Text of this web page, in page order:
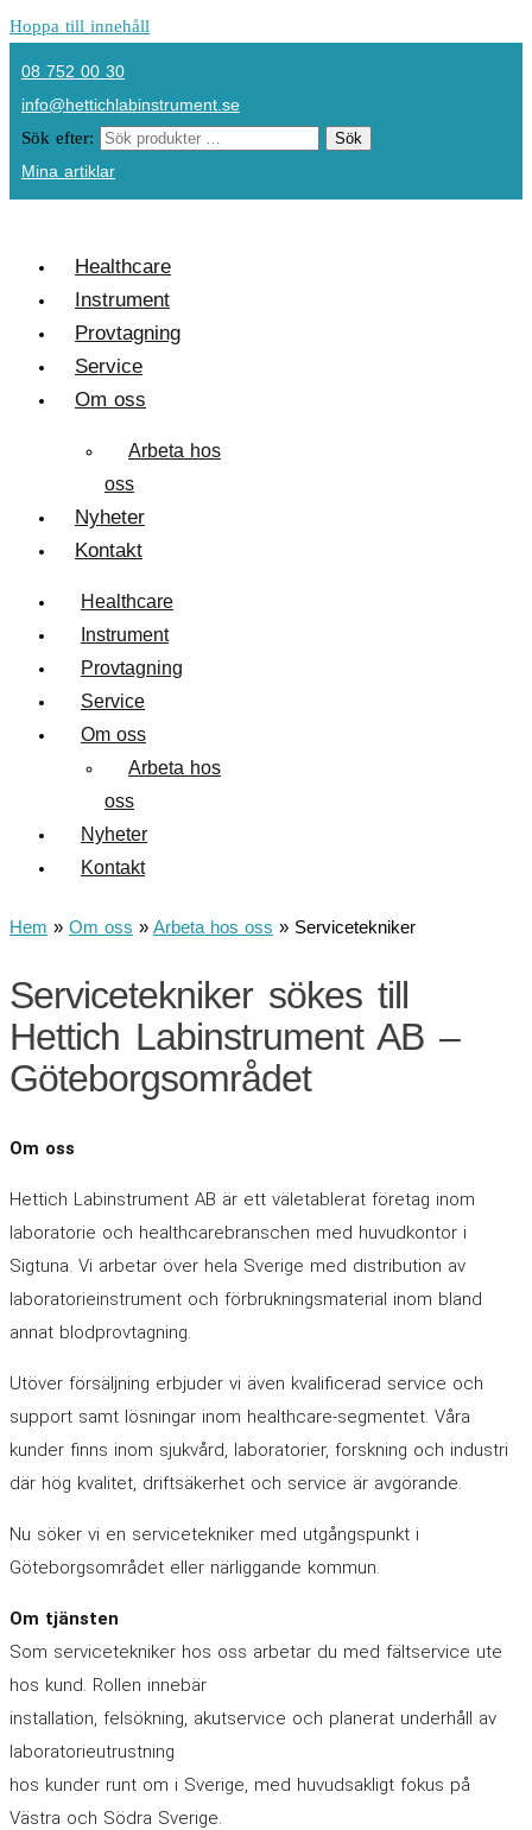
Hoppa till innehåll
08 752 00 30
info@hettichlabinstrument.se
Sök efter:
Sök
Mina artiklar
Healthcare
Instrument
Provtagning
Service
Om oss
Arbeta hos
oss
Nyheter
Kontakt
Healthcare
Instrument
Provtagning
Service
Om oss
Arbeta hos
oss
Nyheter
Kontakt
Hem » Om oss » Arbeta hos oss » Servicetekniker
Servicetekniker sökes till
Hettich Labinstrument AB –
Göteborgsområdet
Om oss
Hettich Labinstrument AB är ett väletablerat företag inom
laboratorie och healthcarebranschen med huvudkontor i
Sigtuna. Vi arbetar över hela Sverige med distribution av
laboratorieinstrument och förbrukningsmaterial inom bland
annat blodprovtagning.
Utöver försäljning erbjuder vi även kvalificerad service och
support samt lösningar inom healthcare-segmentet. Våra
kunder finns inom sjukvård, laboratorier, forskning och industri
där hög kvalitet, driftsäkerhet och service är avgörande.
Nu söker vi en servicetekniker med utgångspunkt i
Göteborgsområdet eller närliggande kommun.
Om tjänsten
Som servicetekniker hos oss arbetar du med fältservice ute
hos kund. Rollen innebär
installation, felsökning, akutservice och planerat underhåll av
laboratorieutrustning
hos kunder runt om i Sverige, med huvudsakligt fokus på
Västra och Södra Sverige.